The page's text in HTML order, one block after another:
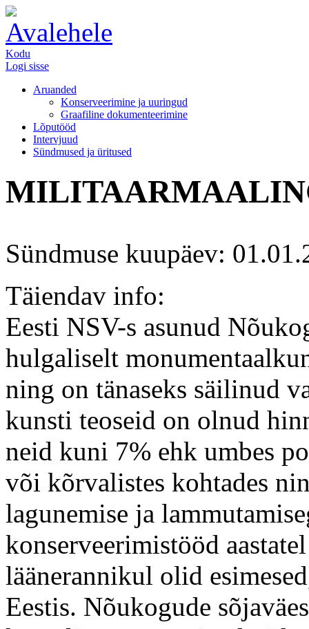
Kodu
Logi sisse
Aruanded
Konserveerimine ja uuringud
Graafiline dokumenteerimine
Lõputööd
Intervjuud
Sündmused ja üritused
Sündmuse kuupäev:
Täiendav info:
Eesti NSV-s asunud
hulgaliselt
ning on tänaseks säilinud
kunsti teoseid on olnud
neid kuni 7% ehk umbes
või kõrvalistes kohtades
lagunemise ja
konserveerimistööd
läänerannikul olid
Eestis. Nõukogude